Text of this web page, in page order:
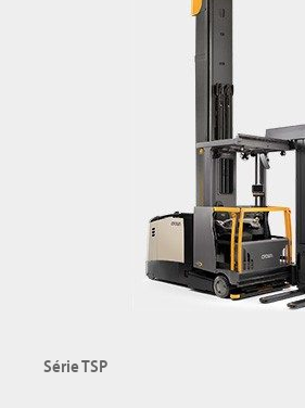
Explorer la série C-G
Série TSP